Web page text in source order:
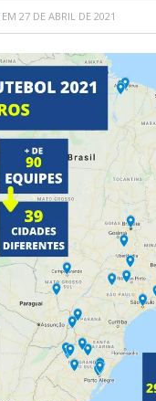
EM 27 DE ABRIL DE 2021